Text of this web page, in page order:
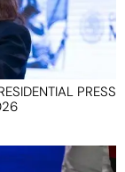
PRESS